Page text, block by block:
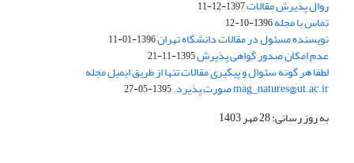
روال پذیرش مقالات1397-12-11
تماس با مجله1396-10-12
نویسنده مسئول در مقالات دانشگاه تهران1396-01-11
عدم امکان صدور گواهی پذیرش1395-11-21
لطفا هر گونه سئوال و پیگیری مقالات تنها از طریق ایمیل مجله
mag_natures@ut.ac.ir صورت پذیرد. 1395-05-27
به روز رسانی: 28 مهر 1403